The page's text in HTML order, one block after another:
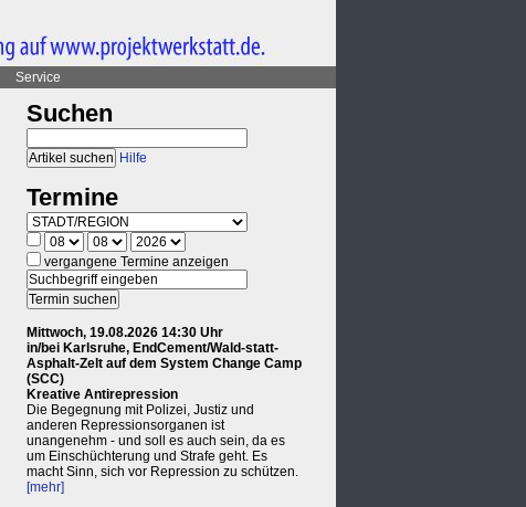
Service
Suchen
Hilfe
Termine
vergangene Termine anzeigen
Mittwoch, 19.08.2026 14:30 Uhr
in/bei Karlsruhe, EndCement/Wald-statt-
Asphalt-Zelt auf dem System Change Camp
(SCC)
Kreative Antirepression
Die Begegnung mit Polizei, Justiz und
anderen Repressionsorganen ist
unangenehm - und soll es auch sein, da es
um Einschüchterung und Strafe geht. Es
macht Sinn, sich vor Repression zu schützen.
[mehr]